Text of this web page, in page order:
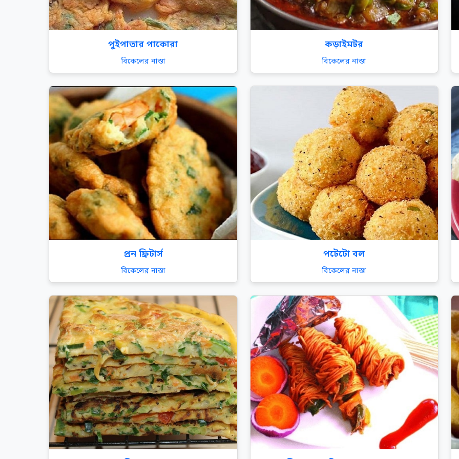
পুইপাতার পাকোরা
বিকেলের নাস্তা
কড়াইমটর
বিকেলের নাস্তা
প্রন ফ্রিটার্স
বিকেলের নাস্তা
পটেটো বল
বিকেলের নাস্তা